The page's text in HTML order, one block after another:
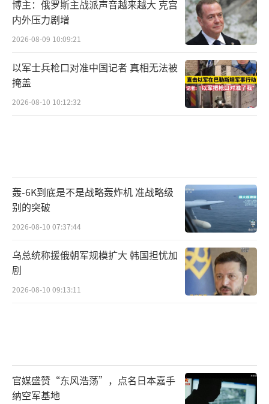
博主：俄罗斯主战派声音越来越大 克宫
内外压力剧增
2026-08-09 10:09:21
以军士兵枪口对准中国记者 真相无法被
掩盖
2026-08-10 10:12:32
轰-6K到底是不是战略轰炸机 准战略级
别的突破
2026-08-10 07:37:44
乌总统称援俄朝军规模扩大 韩国担忧加
剧
2026-08-10 09:13:11
官媒盛赞“东风浩荡”，点名日本嘉手
纳空军基地